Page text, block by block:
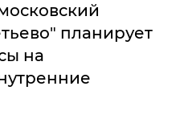
планирует
на